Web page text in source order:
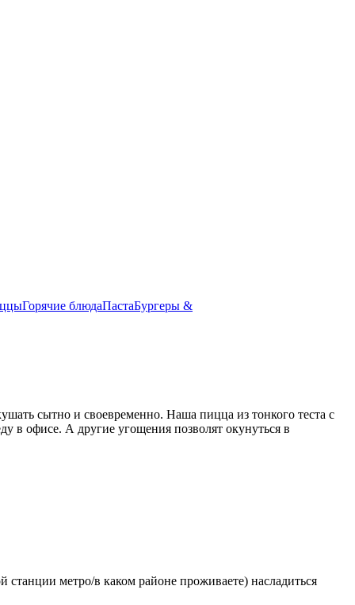
Горячие блюдаПастаБургеры &
сытно и своевременно. Наша пицца из тонкого теста с
в офисе. А другие угощения позволят окунуться в
метро/в каком районе проживаете) насладиться